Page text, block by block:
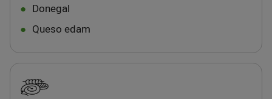
Donegal
Queso edam